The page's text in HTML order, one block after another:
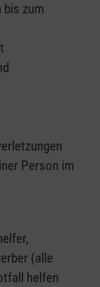
bis zum
Person im
(alle
helfen